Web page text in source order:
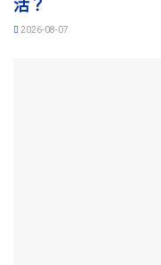
活？
2026-08-07